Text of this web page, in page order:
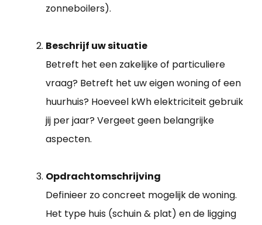
zonneboilers).
Beschrijf uw situatie
Betreft het een zakelijke of particuliere
vraag? Betreft het uw eigen woning of een
huurhuis? Hoeveel kWh elektriciteit gebruik
jij per jaar? Vergeet geen belangrijke
aspecten.
Opdrachtomschrijving
Definieer zo concreet mogelijk de woning.
Het type huis (schuin & plat) en de ligging